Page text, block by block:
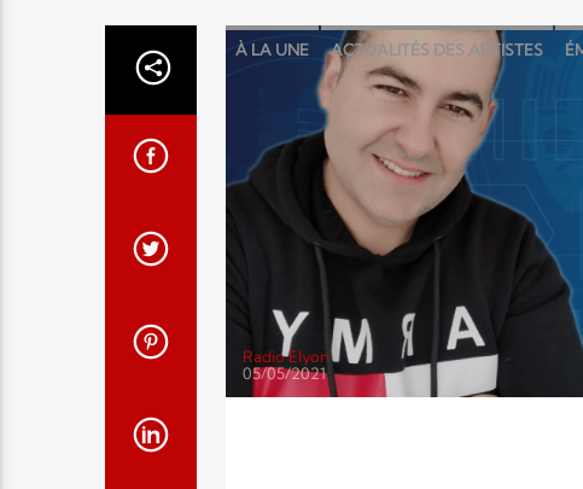
À LA UNE ACTUALITÉS DES ARTISTES
POINTS FORTS TÉMOIGNAGE
Radio Elyon
05/05/2021